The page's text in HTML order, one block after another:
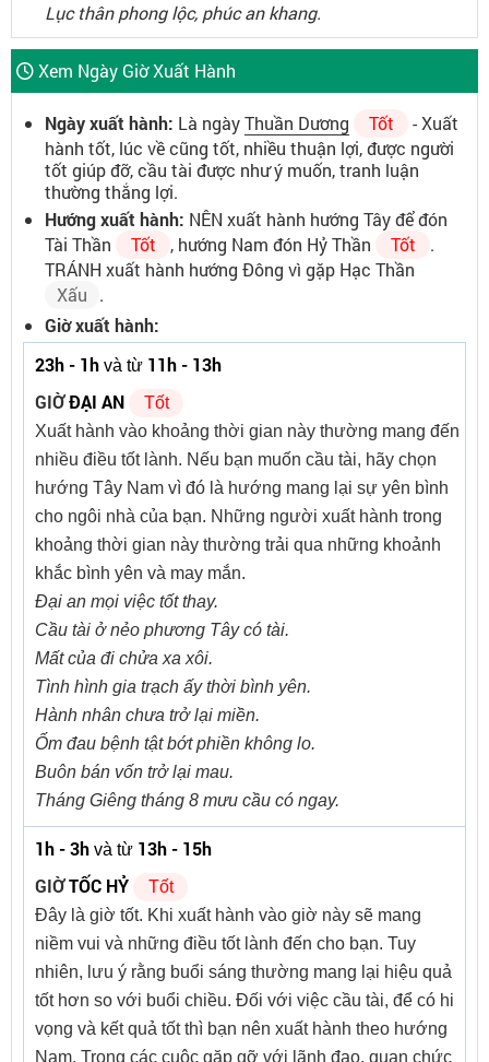
Lục thân phong lộc, phúc an khang.
Xem Ngày Giờ Xuất Hành
Ngày xuất hành: Là ngàyThuần Dương Tốt
- Xuất
hành tốt, lúc về cũng tốt, nhiều thuận lợi, được người
tốt giúp đỡ, cầu tài được như ý muốn, tranh luận
thường thắng lợi.
Hướng xuất hành: NÊN xuất hành hướng Tây để đón
Tài Thần
Tốt , hướng Nam đón Hỷ Thần Tốt
.
TRÁNH xuất hành hướng Đông vì gặp Hạc Thần
Xấu
.
Giờ xuất hành:
23h - 1h và từ 11h - 13h
GIỜĐẠI AN
Tốt
Xuất hành vào khoảng thời gian này thường mang đến
nhiều điều tốt lành. Nếu bạn muốn cầu tài, hãy chọn
hướng Tây Nam vì đó là hướng mang lại sự yên bình
cho ngôi nhà của bạn. Những người xuất hành trong
khoảng thời gian này thường trải qua những khoảnh
khắc bình yên và may mắn.
Đại an mọi việc tốt thay.
Cầu tài ở nẻo phương Tây có tài.
Mất của đi chửa xa xôi.
Tình hình gia trạch ấy thời bình yên.
Hành nhân chưa trở lại miền.
Ốm đau bệnh tật bớt phiền không lo.
Buôn bán vốn trở lại mau.
Tháng Giêng tháng 8 mưu cầu có ngay.
1h - 3h và từ 13h - 15h
GIỜTỐC HỶ
Tốt
Đây là giờ tốt. Khi xuất hành vào giờ này sẽ mang
niềm vui và những điều tốt lành đến cho bạn. Tuy
nhiên, lưu ý rằng buổi sáng thường mang lại hiệu quả
tốt hơn so với buổi chiều. Đối với việc cầu tài, để có hi
vọng và kết quả tốt thì bạn nên xuất hành theo hướng
Nam. Trong các cuộc gặp gỡ với lãnh đạo, quan chức